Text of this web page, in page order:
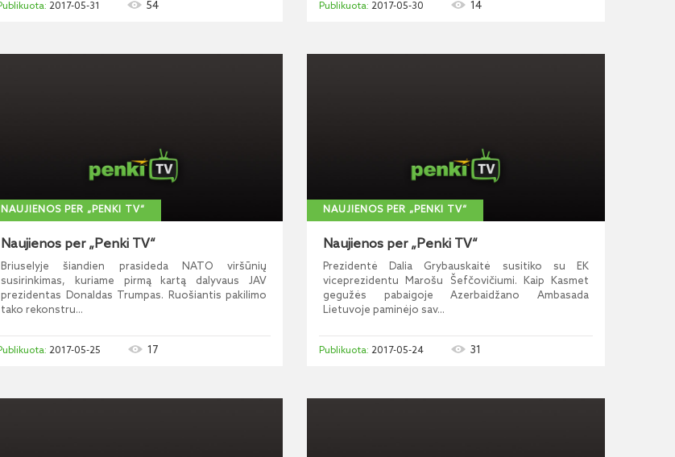
2017-05-31 54 2017-05-30 14
NAUJIENOS PER „PENKI TV“
Naujienos per „Penki TV“
Briuselyje šiandien prasideda NATO viršūnių
susirinkimas, kuriame pirmą kartą dalyvaus JAV
prezidentas Donaldas Trumpas. Ruošiantis pakilimo
tako rekonstru...
2017-05-25 17
NAUJIENOS PER „PENKI TV“
Naujienos per „Penki TV“
Prezidentė Dalia Grybauskaitė susitiko su EK
viceprezidentu Marošu Šefčovičiumi. Kaip Kasmet
gegužės pabaigoje Azerbaidžano Ambasada
Lietuvoje paminėjo sav...
2017-05-24 31